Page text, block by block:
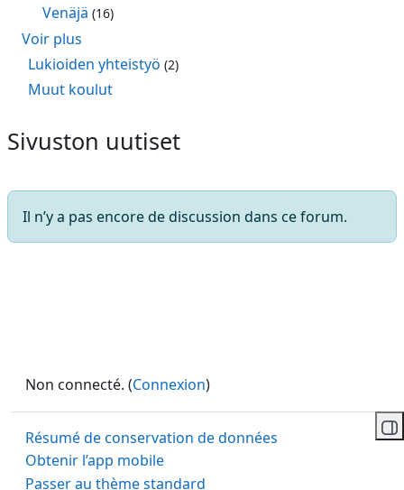
Venäjä (16)
Voir plus
Lukioiden yhteistyö (2)
Muut koulut
Sivuston uutiset
Il n’y a pas encore de discussion dans ce forum.
Non connecté. (Connexion)
Résumé de conservation de données
Obtenir l’app mobile
Passer au thème standard